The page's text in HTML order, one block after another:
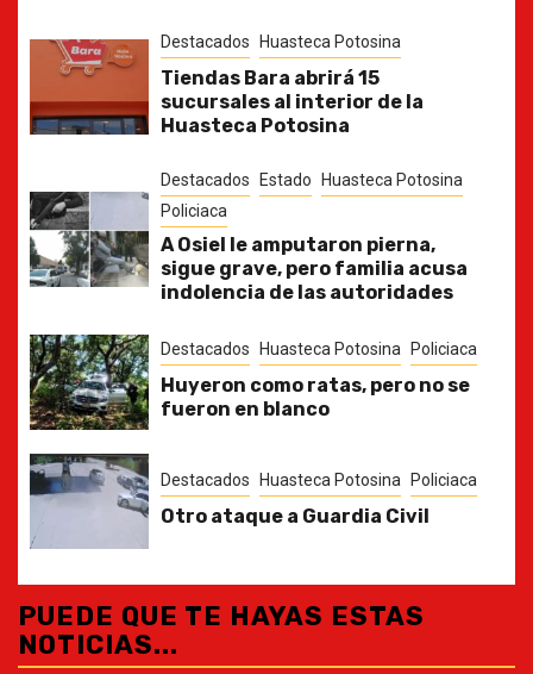
Destacados Huasteca Potosina
Tiendas Bara abrirá 15
sucursales al interior de la
Huasteca Potosina
Destacados Estado Huasteca Potosina
Policiaca
A Osiel le amputaron pierna,
sigue grave, pero familia acusa
indolencia de las autoridades
Destacados Huasteca Potosina Policiaca
Huyeron como ratas, pero no se
fueron en blanco
Destacados Huasteca Potosina Policiaca
Otro ataque a Guardia Civil
PUEDE QUE TE HAYAS ESTAS
NOTICIAS...